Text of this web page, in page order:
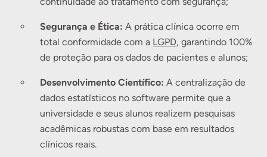
Segurança e Ética: A prática clínica ocorre em
total conformidade com a LGPD, garantindo 100%
de proteção para os dados de pacientes e alunos;
Desenvolvimento Científico: A centralização de
dados estatísticos no software permite que a
universidade e seus alunos realizem pesquisas
acadêmicas robustas com base em resultados
clínicos reais.